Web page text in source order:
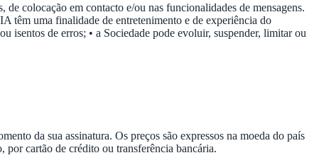
colocação em contacto e/ou nas funcionalidades de mensagens.
têm uma finalidade de entretenimento e de experiência do
isentos de erros; • a Sociedade pode evoluir, suspender, limitar ou
da sua assinatura. Os preços são expressos na moeda do país
por cartão de crédito ou transferência bancária.